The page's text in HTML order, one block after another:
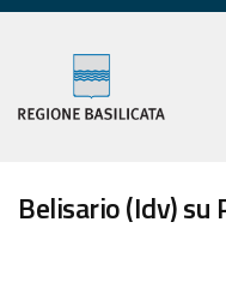
Belisario (Idv) su